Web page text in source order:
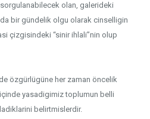
olan, galerideki
da bir gündelik olgu olarak cinselligin
çizgisindeki “sinir ihlali”nin olup
özgürlügüne her zaman öncelik
yasadigimiz toplumun belli
belirtmislerdir.